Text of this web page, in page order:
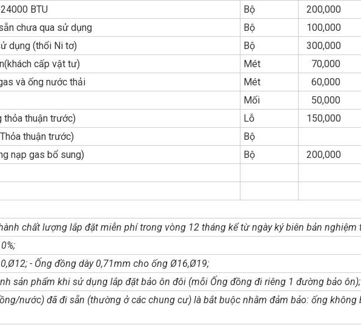
BTU Bộ
200,000
chưa qua sử dụng Bộ
100,000
dụng (thổi Ni tơ) Bộ
300,000
cấp vật tư) Mét
70,000
và ống nước thải Mét
60,000
Mối
50,000
thỏa thuận trước) Lỗ
150,000
thuận trước)
Bộ
nạp gas bổ sung) Bộ
200,000
chất lượng lắp đặt miễn phí trong vòng 12 tháng kể từ ngày ký biên bản nghiệm
- Ống đồng dày 0,71mm cho ống Ø16,Ø19;
sản phẩm khi sử dụng lắp đặt bảo ôn đôi (mỗi Ống đồng đi riêng 1 đường bảo ôn);
nước) đã đi sẵn (thường ở các chung cư) là bắt buộc nhằm đảm bảo: ống không